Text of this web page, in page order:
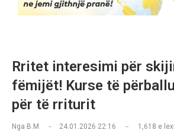
Rritet interesimi për
fëmijët! Kurse të
për të rriturit
Nga B.M 24.01.2026 22:16 1,618 e